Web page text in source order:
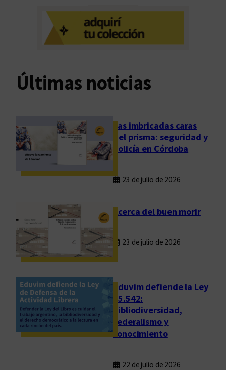
ñ
o
n
m
i
t
Últimas noticias
Las imbricadas caras
del prisma: seguridad y
policía en Córdoba
23 de julio de 2026
Acerca del buen morir
23 de julio de 2026
Eduvim defiende la Ley
25.542:
bibliodiversidad,
federalismo y
conocimiento
22 de julio de 2026